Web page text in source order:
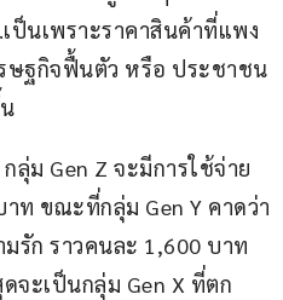
ป็นเพราะราคาสินค้าที่แพง
ษฐกิจฟื้นตัว หรือ ประชาชน
ลุ่ม Gen Z จะมีการใช้จ่าย
ท ขณะที่กลุ่ม Gen Y คาดว่า
รัก ราวคนละ 1,600 บาท
จะเป็นกลุ่ม Gen X ที่ตก